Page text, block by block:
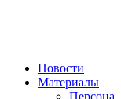
Новости
Материалы
Персона